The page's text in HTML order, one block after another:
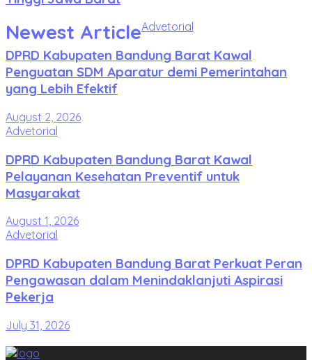
Newest ArticleAdvetorial
DPRD Kabupaten Bandung Barat Kawal
Penguatan SDM Aparatur demi Pemerintahan
yang Lebih Efektif
August 2, 2026
Advetorial
DPRD Kabupaten Bandung Barat Kawal
Pelayanan Kesehatan Preventif untuk
Masyarakat
August 1, 2026
Advetorial
DPRD Kabupaten Bandung Barat Perkuat Peran
Pengawasan dalam Menindaklanjuti Aspirasi
Pekerja
July 31, 2026